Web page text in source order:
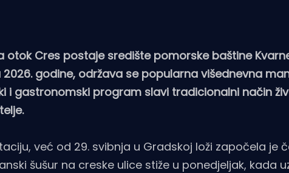
otok Cres postaje središte pomorske baštine
godine, održava se popularna višednevna
i gastronomski program slavi tradicionalni način
već od 29. svibnja u Gradskoj loži započela je
šušur na creske ulice stiže u ponedjeljak, kada